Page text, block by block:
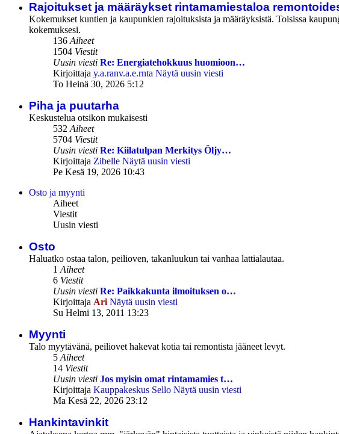
Rajoitukset ja määräykset rintamamiestaloa
Kokemukset kuntien ja kaupunkien rajoituksista ja määräyksistä. Toisissa
kokemuksesi.
136Aiheet
1504 Viestit
Uusin viesti Re: Energiatehokkuus huomioon…
Kirjoittaja y.a.ranv.a.e.rnta Näytä uusin viesti
To Heinä 30, 2026 5:12
Piha ja puutarha
Keskustelua otsikon mukaisesti
532Aiheet
5704 Viestit
Uusin viesti Re: Kiilatulpan Merkitys Öljy…
Kirjoittaja Zibelle Näytä uusin viesti
Pe Kesä 19, 2026 10:43
Osto ja myynti
Aiheet
Viestit
Uusin viesti
Osto
Haluatko ostaa talon, peilioven, takanluukun tai vanhaa lattialautaa.
1Aiheet
6 Viestit
Uusin viesti Re: Paikkakunta ilmoituksen o…
Kirjoittaja Ari Näytä uusin viesti
Su Helmi 13, 2011 13:23
Myynti
Talo myytävänä, peiliovet hakevat kotia tai remontista jääneet levyt.
5Aiheet
14 Viestit
Uusin viesti Jos myisin omat rintamamies t…
Kirjoittaja Kauppakeskus Sello Näytä uusin viesti
Ma Kesä 22, 2026 23:12
Hankintavinkit